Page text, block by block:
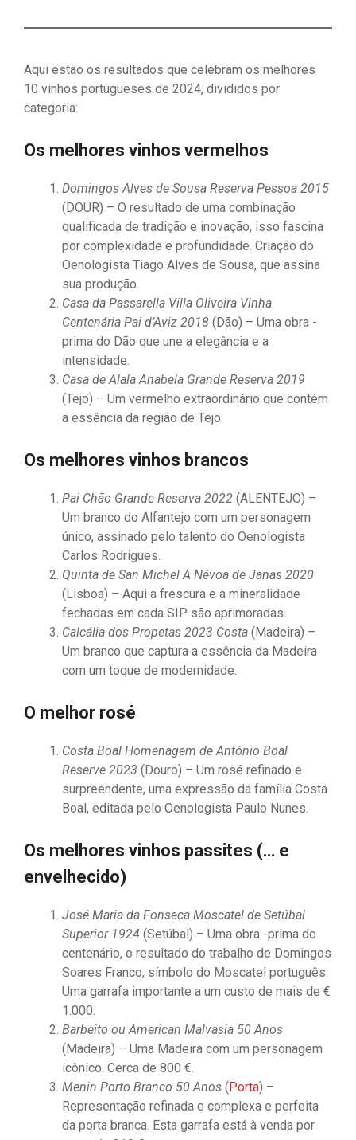
Aqui estão os resultados que celebram os melhores
10 vinhos portugueses de 2024, divididos por
categoria:
Os melhores vinhos vermelhos
Domingos Alves de Sousa Reserva Pessoa 2015
(DOUR) – O resultado de uma combinação
qualificada de tradição e inovação, isso fascina
por complexidade e profundidade. Criação do
Oenologista Tiago Alves de Sousa, que assina
sua produção.
Casa da Passarella Villa Oliveira Vinha
Centenária Pai d’Aviz 2018 (Dão) – Uma obra -
prima do Dão que une a elegância e a
intensidade.
Casa de Alala Anabela Grande Reserva 2019
(Tejo) – Um vermelho extraordinário que contém
a essência da região de Tejo.
Os melhores vinhos brancos
Pai Chão Grande Reserva 2022 (ALENTEJO) –
Um branco do Alfantejo com um personagem
único, assinado pelo talento do Oenologista
Carlos Rodrigues.
Quinta de San Michel A Névoa de Janas 2020
(Lisboa) – Aqui a frescura e a mineralidade
fechadas em cada SIP são aprimoradas.
Calcália dos Propetas 2023 Costa (Madeira) –
Um branco que captura a essência da Madeira
com um toque de modernidade.
O melhor rosé
Costa Boal Homenagem de António Boal
Reserve 2023 (Douro) – Um rosé refinado e
surpreendente, uma expressão da família Costa
Boal, editada pelo Oenologista Paulo Nunes.
Os melhores vinhos passites (… e
envelhecido)
José Maria da Fonseca Moscatel de Setúbal
Superior 1924 (Setúbal) – Uma obra -prima do
centenário, o resultado do trabalho de Domingos
Soares Franco, símbolo do Moscatel português.
Uma garrafa importante a um custo de mais de €
1.000.
Barbeito ou American Malvasia 50 Anos
(Madeira) – Uma Madeira com um personagem
icônico. Cerca de 800 €.
Menin Porto Branco 50 Anos (Porta) –
Representação refinada e complexa e perfeita
da porta branca. Esta garrafa está à venda por